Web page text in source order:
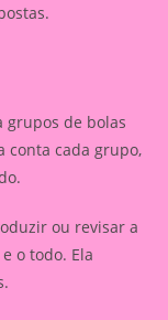
grupos de bolas
conta cada grupo,
ou revisar a
o todo. Ela